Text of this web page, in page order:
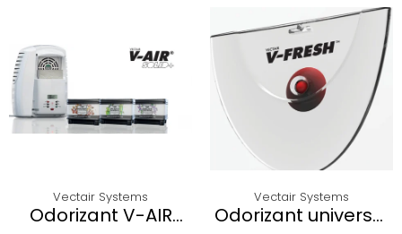
Vectair Systems
Odorizant V-AIR
Vectair Systems
Odorizant universal